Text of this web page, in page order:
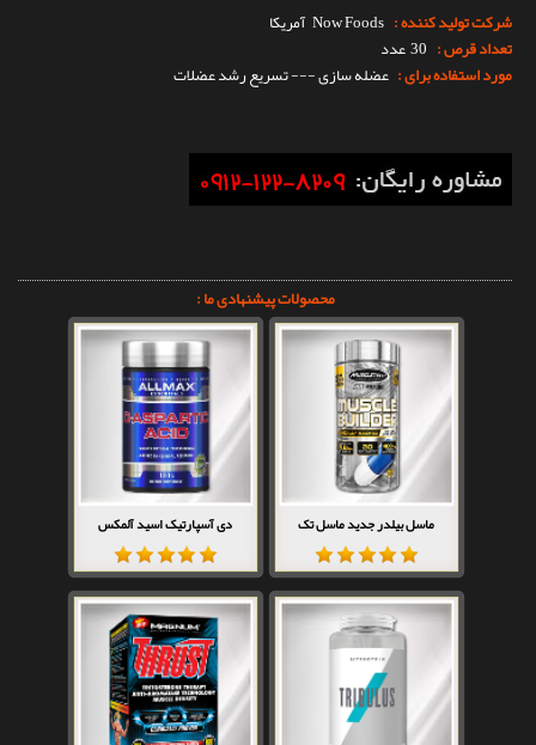
شرکت تولید کننده : Now Foods آمریکا
تعداد قرص : 30 عدد
مورد استفاده برای : عضله سازی --- تسریع رشد عضلات
محصولات پیشنهادی ما :
ماسل بیلدر جدید ماسل تک دی آسپارتیک اسید آلمکس